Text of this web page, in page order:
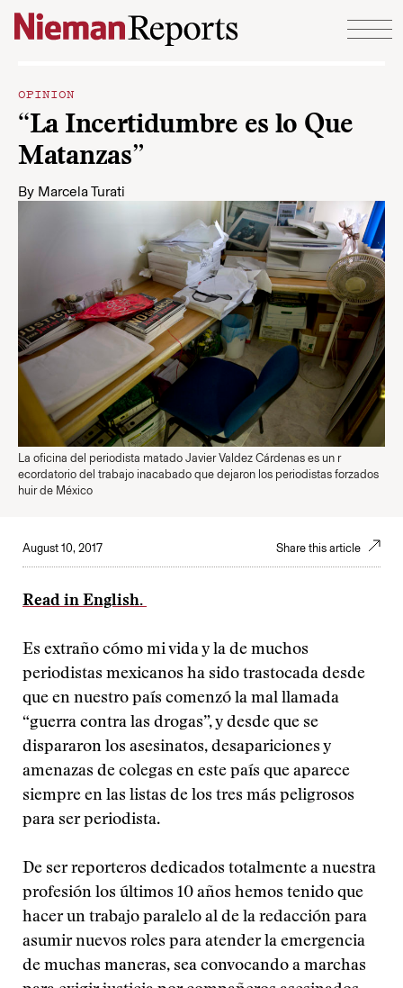
Skip to content
OPINION
“La Incertidumbre es lo Que
Matanzas”
By Marcela Turati
La oficina del periodista matado Javier Valdez Cárdenas es un r
ecordatorio del trabajo inacabado que dejaron los periodistas forzados
huir de México
August 10, 2017 Share this article
Read in English.
Es extraño cómo mi vida y la de muchos
periodistas mexicanos ha sido trastocada desde
que en nuestro país comenzó la mal llamada
“guerra contra las drogas”, y desde que se
dispararon los asesinatos, desapariciones y
amenazas de colegas en este país que aparece
siempre en las listas de los tres más peligrosos
para ser periodista.
De ser reporteros dedicados totalmente a nuestra
profesión los últimos 10 años hemos tenido que
hacer un trabajo paralelo al de la redacción para
asumir nuevos roles para atender la emergencia
de muchas maneras, sea convocando a marchas